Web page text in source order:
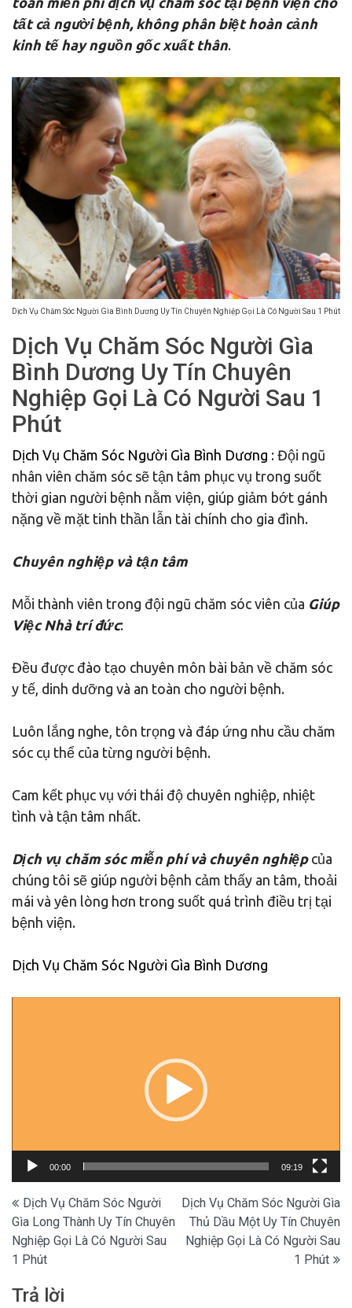
tất cả người bệnh, không phân biệt hoàn cảnh
kinh tế hay nguồn gốc xuất thân.
Dịch Vụ Chăm Sóc Người Gìa Bình Dương Uy Tín Chuyên Nghiệp Gọi Là Có Người Sau 1 Phút
Dịch Vụ Chăm Sóc Người Gìa
Bình Dương Uy Tín Chuyên
Nghiệp Gọi Là Có Người Sau 1
Phút
Dịch Vụ Chăm Sóc Người Gìa Bình Dương : Đội ngũ
nhân viên chăm sóc sẽ tận tâm phục vụ trong suốt
thời gian người bệnh nằm viện, giúp giảm bớt gánh
nặng về mặt tinh thần lẫn tài chính cho gia đình.
Chuyên nghiệp và tận tâm
Mỗi thành viên trong đội ngũ chăm sóc viên của Giúp
Việc Nhà trí đức:
Đều được đào tạo chuyên môn bài bản về chăm sóc
y tế, dinh dưỡng và an toàn cho người bệnh.
Luôn lắng nghe, tôn trọng và đáp ứng nhu cầu chăm
sóc cụ thể của từng người bệnh.
Cam kết phục vụ với thái độ chuyên nghiệp, nhiệt
tình và tận tâm nhất.
Dịch vụ chăm sóc miễn phí và chuyên nghiệpcủa
chúng tôi sẽ giúp người bệnh cảm thấy an tâm, thoải
mái và yên lòng hơn trong suốt quá trình điều trị tại
bệnh viện.
Dịch Vụ Chăm Sóc Người Gìa Bình Dương
00:00 09:19
Điều
hướng
bài
viết
Dịch Vụ Chăm Sóc Người
Gìa Long Thành Uy Tín Chuyên
Nghiệp Gọi Là Có Người Sau
1 Phút
Dịch Vụ Chăm Sóc Người Gìa
Thủ Dầu Một Uy Tín Chuyên
Nghiệp Gọi Là Có Người Sau
1 Phút
Trả lời